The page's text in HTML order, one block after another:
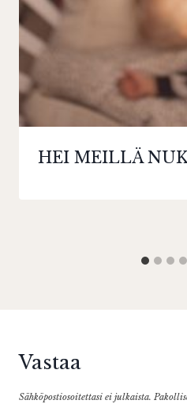
HEI MEILLÄ
Vastaa
Sähköpostiosoitettasi ei julkaista.